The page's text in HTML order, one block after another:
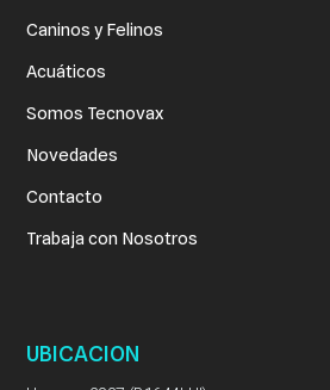
Caninos y Felinos
Acuáticos
Somos Tecnovax
Novedades
Contacto
Trabaja con Nosotros
UBICACION